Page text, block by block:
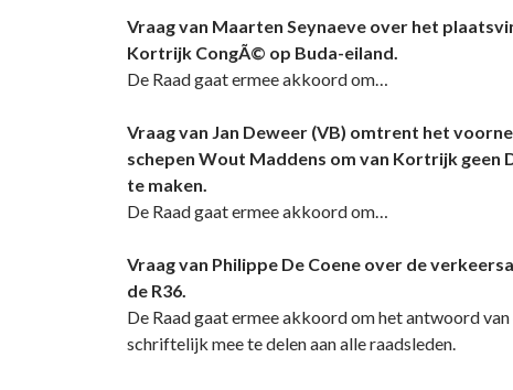
Vraag van Maarten Seynaeve over het
Kortrijk CongÃ© op Buda-eiland.
De Raad gaat ermee akkoord om…
Vraag van Jan Deweer (VB) omtrent het
schepen Wout Maddens om van Kortrijk geen
te maken.
De Raad gaat ermee akkoord om…
Vraag van Philippe De Coene over de
de R36.
De Raad gaat ermee akkoord om het antwoord van
schriftelijk mee te delen aan alle raadsleden.